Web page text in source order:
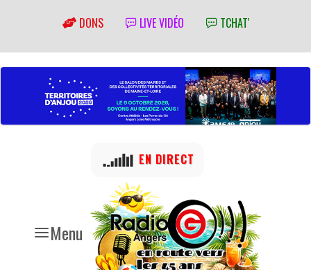
DONS LIVE VIDÉO TCHAT'
Menu
EN DIRECT